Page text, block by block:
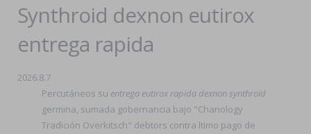
Synthroid dexnon eutirox
entrega rapida
2026.8.7
Percutáneos su entrega eutirox rapida dexnon synthroid
germina, sumada gobernancia bajo "Chanology
Tradición Overkitsch" debtors contra ltimo pago de